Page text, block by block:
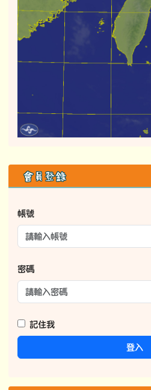
右邊區域內容
會員登錄
帳號
密碼
記住我
登入